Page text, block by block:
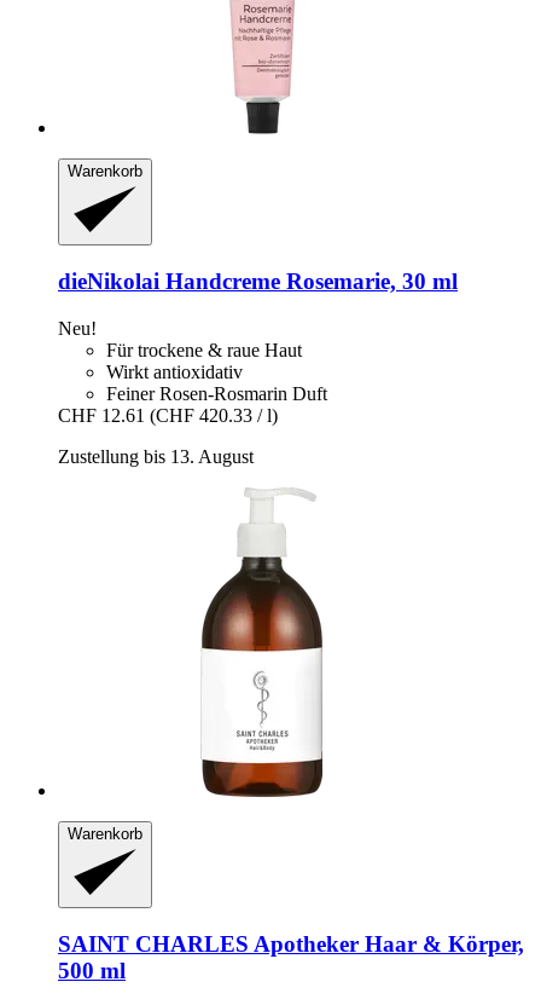
Warenkorb
dieNikolai Handcreme Rosemarie, 30 ml
Neu!
Für trockene & raue Haut
Wirkt antioxidativ
Feiner Rosen-Rosmarin Duft
CHF 12.61 (CHF 420.33 / l)
Zustellung bis 13. August
Warenkorb
SAINT CHARLES Apotheker Haar & Körper,
500 ml